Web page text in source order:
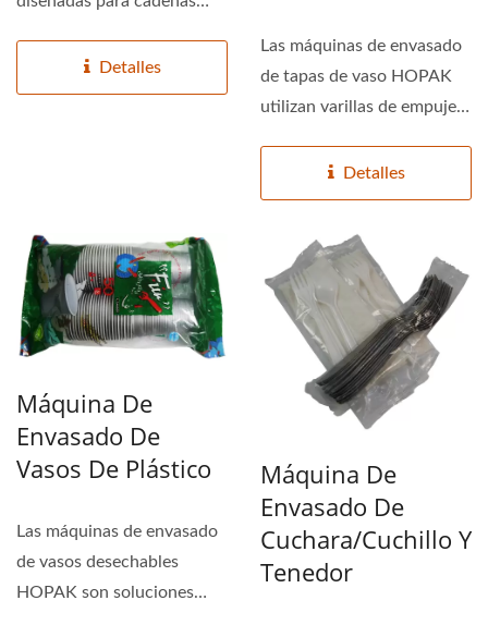
lubricantes,...Detalles
Las máquinas de envasado
de tapas de vaso HOPAK
utilizan varillas de empuje
Detalles
Máquina De
Envasado De
Vasos De Plástico
Las máquinas de envasado
de vasos desechables
HOPAK son soluciones
Máquina De
Envasado De
Cuchara/cuchillo Y
Tenedor